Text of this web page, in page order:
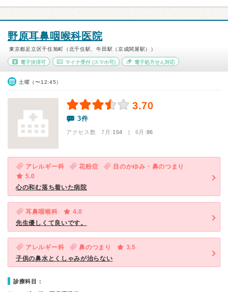
野原耳鼻咽喉科医院
東京都足立区千住旭町（北千住駅、牛田駅（京成関屋駅））
電子決済可 マイナ受付(スマホ可) 電子処方せん対応
土曜（〜12:45）
3.70
3件
アクセス数 7月:154 | 6月:86
アレルギー科 花粉症
目のかゆみ・鼻のつまり
5.0
心の和む落ち着いた病院
耳鼻咽喉科
4.0
先生優しくて良いです。
アレルギー科 鼻のつまり
3.5
子供の鼻水とくしゃみが治らない
診療科目：